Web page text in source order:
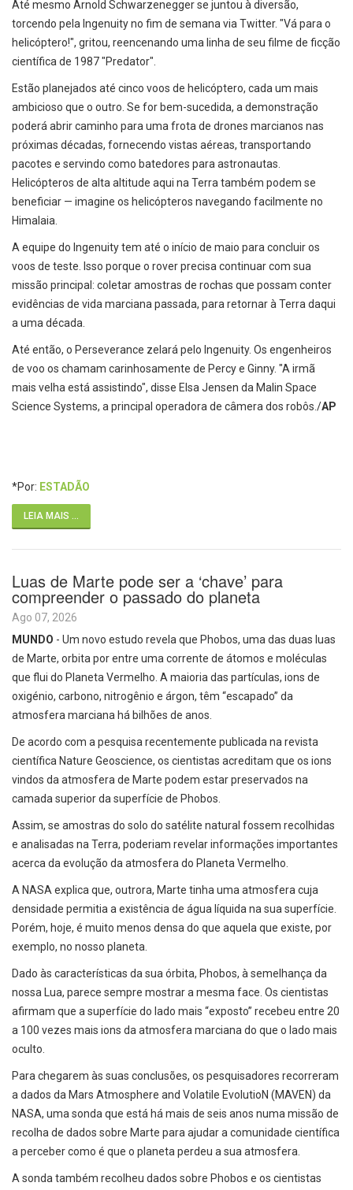
Até mesmo Arnold Schwarzenegger se juntou à diversão,
torcendo pela Ingenuity no fim de semana via Twitter. "Vá para o
helicóptero!", gritou, reencenando uma linha de seu filme de ficção
científica de 1987 "Predator".
Estão planejados até cinco voos de helicóptero, cada um mais
ambicioso que o outro. Se for bem-sucedida, a demonstração
poderá abrir caminho para uma frota de drones marcianos nas
próximas décadas, fornecendo vistas aéreas, transportando
pacotes e servindo como batedores para astronautas.
Helicópteros de alta altitude aqui na Terra também podem se
beneficiar — imagine os helicópteros navegando facilmente no
Himalaia.
A equipe do Ingenuity tem até o início de maio para concluir os
voos de teste. Isso porque o rover precisa continuar com sua
missão principal: coletar amostras de rochas que possam conter
evidências de vida marciana passada, para retornar à Terra daqui
a uma década.
Até então, o Perseverance zelará pelo Ingenuity. Os engenheiros
de voo os chamam carinhosamente de Percy e Ginny. "A irmã
mais velha está assistindo", disse Elsa Jensen da Malin Space
Science Systems, a principal operadora de câmera dos robôs./AP
*Por: ESTADÃO
LEIA MAIS ...
Luas de Marte pode ser a ‘chave’ para
compreender o passado do planeta
Ago 07, 2026
MUNDO - Um novo estudo revela que Phobos, uma das duas luas
de Marte, orbita por entre uma corrente de átomos e moléculas
que flui do Planeta Vermelho. A maioria das partículas, ions de
oxigénio, carbono, nitrogênio e árgon, têm “escapado” da
atmosfera marciana há bilhões de anos.
De acordo com a pesquisa recentemente publicada na revista
científica Nature Geoscience, os cientistas acreditam que os ions
vindos da atmosfera de Marte podem estar preservados na
camada superior da superfície de Phobos.
Assim, se amostras do solo do satélite natural fossem recolhidas
e analisadas na Terra, poderiam revelar informações importantes
acerca da evolução da atmosfera do Planeta Vermelho.
A NASA explica que, outrora, Marte tinha uma atmosfera cuja
densidade permitia a existência de água líquida na sua superfície.
Porém, hoje, é muito menos densa do que aquela que existe, por
exemplo, no nosso planeta.
Dado às características da sua órbita, Phobos, à semelhança da
nossa Lua, parece sempre mostrar a mesma face. Os cientistas
afirmam que a superfície do lado mais “exposto” recebeu entre 20
a 100 vezes mais ions da atmosfera marciana do que o lado mais
oculto.
Para chegarem às suas conclusões, os pesquisadores recorreram
a dados da Mars Atmosphere and Volatile EvolutioN (MAVEN) da
NASA, uma sonda que está há mais de seis anos numa missão de
recolha de dados sobre Marte para ajudar a comunidade científica
a perceber como é que o planeta perdeu a sua atmosfera.
A sonda também recolheu dados sobre Phobos e os cientistas